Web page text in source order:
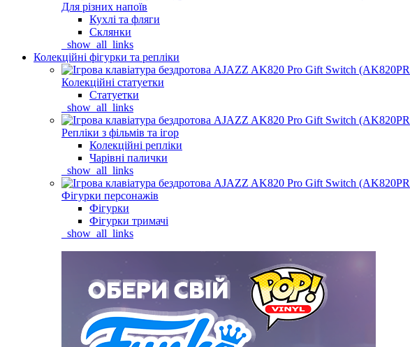
Для різних напоїв
Кухлі та фляги
Склянки
_show_all_links
Колекційні фігурки та репліки
Колекційні статуетки
Статуетки
_show_all_links
Репліки з фільмів та ігор
Колекційні репліки
Чарівні палички
_show_all_links
Фігурки персонажів
Фігурки
Фігурки тримачі
_show_all_links